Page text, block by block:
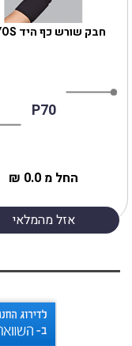
חבק שורש כף היד BAYOS
P70
החל מ 0.0 ₪
אזל מהמלאי